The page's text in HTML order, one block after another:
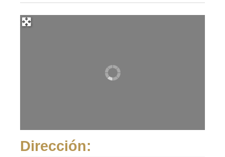
Dirección: